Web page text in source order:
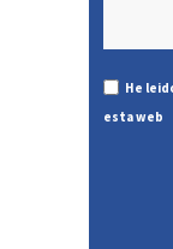
He
esta web